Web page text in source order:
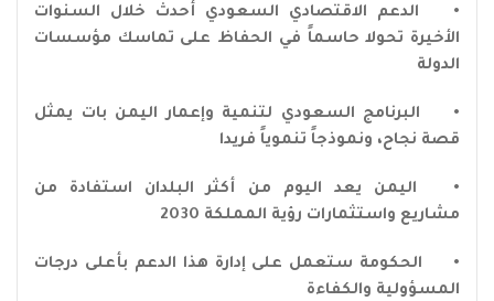
•
الدعم الاقتصادي السعودي أحدث خلال السنوات
الأخيرة تحولا حاسماً في الحفاظ على تماسك مؤسسات
الدولة
•
البرنامج السعودي لتنمية وإعمار اليمن بات يمثل
قصة نجاح، ونموذجاً تنموياً فريدا
•
اليمن يعد اليوم من أكثر البلدان استفادة من
مشاريع واستثمارات رؤية المملكة 2030
•
الحكومة ستعمل على إدارة هذا الدعم بأعلى درجات
المسؤولية والكفاءة